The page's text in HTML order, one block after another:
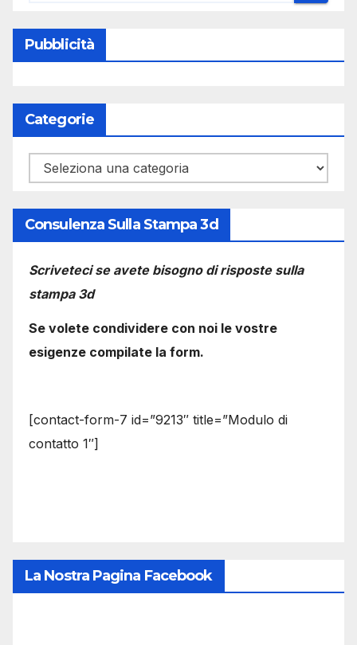
Pubblicità
Categorie
Categorie
Consulenza Sulla Stampa 3d
Scriveteci se avete bisogno di risposte sulla
stampa 3d
Se volete condividere con noi le vostre
esigenze compilate la form.
[contact-form-7 id=”9213″ title=”Modulo di
contatto 1″]
La Nostra Pagina Facebook